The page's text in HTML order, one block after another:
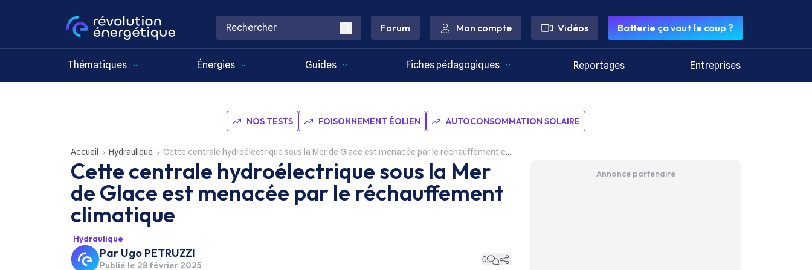
Forum Mon compte Vidéos Batterie ça vaut le coup ?
Thématiques Énergies Guides Fiches pédagogiques Reportages Entreprises
NOS TESTS FOISONNEMENT ÉOLIEN AUTOCONSOMMATION SOLAIRE
Accueil Hydraulique Cette centrale hydroélectrique sous la Mer de Glace est menacée par le réchauffement climatique
Cette centrale hydroélectrique sous la Mer
de Glace est menacée par le réchauffement
climatique
Hydraulique
Par Ugo PETRUZZI
Publié le 28 février 2025
0
Annonce partenaire